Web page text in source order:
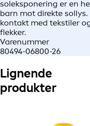
soleksponering er en
barn mot direkte
kontakt med tekstiler
flekker.
Varenummer
80494-06800-26
Lignende
produkter